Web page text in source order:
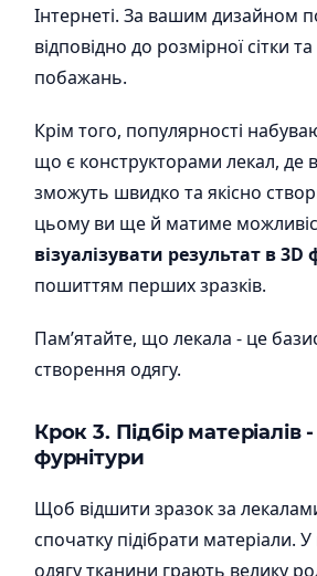
Інтернеті. За вашим дизайном
відповідно до розмірної сітки
побажань.
Крім того, популярності
що є конструкторами лекал, де
зможуть швидко та якісно
цьому ви ще й матиме
візуалізувати результат в 3D
пошиттям перших зразків.
Пам’ятайте, що лекала - це
створення одягу.
Крок 3. Підбір матеріалів
фурнітури
Щоб відшити зразок за
спочатку підібрати матеріали.
одягу тканини грають велику